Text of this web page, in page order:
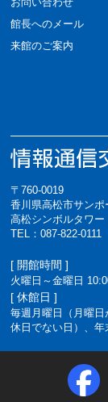
館長へのメール
来館のご案内
〒760-0019
香川県高松市サンポ
高松シンボルタワ
TEL：087-822-
[ 開館時間 ]
火曜日～金曜日
[ 休館日 ]
毎週月曜日（月曜日
休日でない日）、年